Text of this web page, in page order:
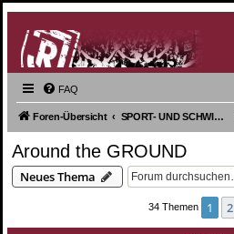
FAQ
Foren-Übersicht SPORT- UND SCHWIMMVEREIN
Around the GROUND
Neues Thema
34 Themen 1 2